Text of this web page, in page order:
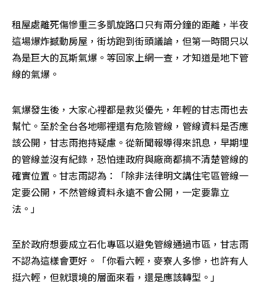
租屋處離死傷慘重三多凱旋路口只有兩分鐘的距離，半夜
這場爆炸撼動房屋，街坊跑到街頭議論，但第一時間只以
為是巨大的瓦斯氣爆。等回家上網一查，才知道是地下管
線的氣爆。
氣爆發生後，大家心裡都是救災優先，年輕的甘志雨也去
幫忙。至於全台各地哪裡還有危險管線，管線資料是否應
該公開，甘志雨抱持疑慮。從新聞報導得來訊息，早期埋
的管線並沒有紀錄，恐怕連政府與廠商都搞不清楚管線的
確實位置。甘志雨認為：「除非法律明文講住宅區管線一
定要公開，不然管線資料永遠不會公開，一定要靠立
法。」
至於政府想要成立石化專區以避免管線通過市區，甘志雨
不認為這樣會更好。「你看六輕，麥寮人多慘，也許有人
挺六輕，但就環境的層面來看，還是應該轉型。」